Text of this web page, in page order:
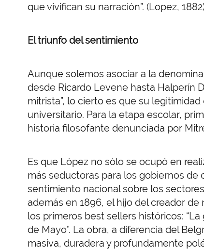
que vivifican su narración”. (Lopez,
El triunfo del sentimiento
Aunque solemos asociar a la
desde Ricardo Levene hasta Halperín
mitrista”, lo cierto es que su
universitario. Para la etapa escolar,
historia filosofante denunciada por
Es que López no sólo se ocupó en
más seductoras para los gobiernos de
sentimiento nacional sobre los
además en 1896, el hijo del creador
los primeros best sellers históricos:
de Mayo”. La obra, a diferencia del
masiva, duradera y profundamente